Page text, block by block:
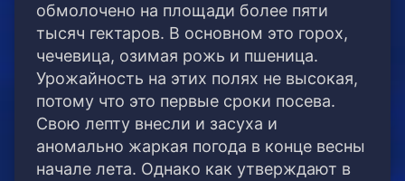
обмолочено на площади более пяти
тысяч гектаров. В основном это горох,
чечевица, озимая рожь и пшеница.
Урожайность на этих полях не высокая,
потому что это первые сроки посева.
Свою лепту внесли и засуха и
аномально жаркая погода в конце весны
начале лета. Однако как утверждают в